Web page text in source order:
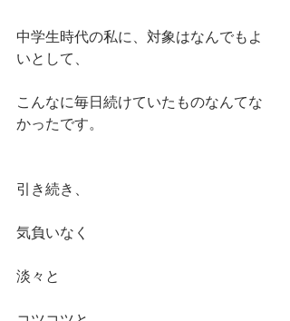
中学生時代の私に、対象はなんでもよ
いとして、
こんなに毎日続けていたものなんてな
かったです。
引き続き、
気負いなく
淡々と